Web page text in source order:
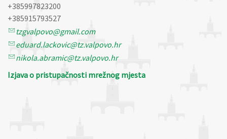
+385997823200
+385915793527
tzgvalpovo@gmail.com
eduard.lackovic@tz.valpovo.hr
nikola.abramic@tz.valpovo.hr
Izjava o pristupačnosti mrežnog mjesta